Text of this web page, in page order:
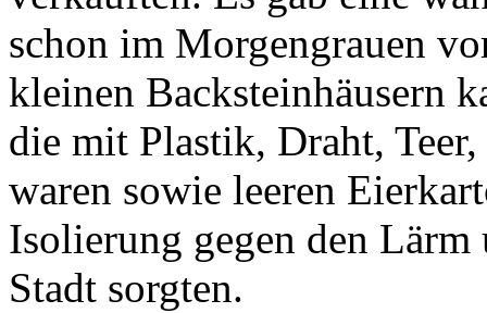
schon im Morgengrauen
kleinen Backsteinhäusern
die mit Plastik, Draht,
waren sowie leeren
Isolierung gegen den
Stadt sorgten.